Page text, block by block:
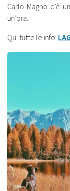
Carlo Magno c’è
un’ora.
Qui tutte le info: